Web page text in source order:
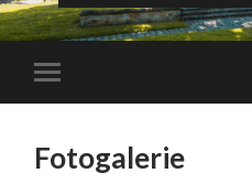
Fotogalerie